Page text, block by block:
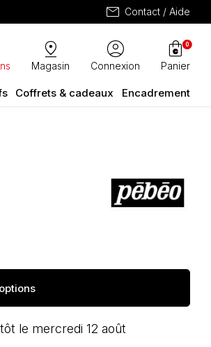
mail Contact / Aide
pin_drop
Magasin
account_circle
Connexion
shopping_bag
Panier
0
Coffrets & cadeaux Encadrement
le mercredi 12 août